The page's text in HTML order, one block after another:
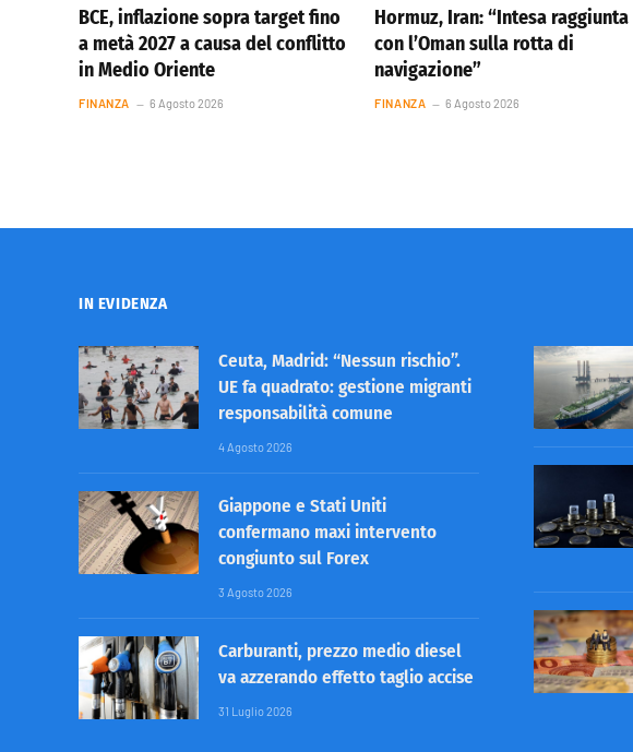
BCE, inflazione sopra target fino
a metà 2027 a causa del conflitto
in Medio Oriente
FINANZA 6 Agosto 2026
Hormuz, Iran: “Intesa raggiunta
con l’Oman sulla rotta di
navigazione”
FINANZA 6 Agosto 2026
IN EVIDENZA
Ceuta, Madrid: “Nessun rischio”.
UE fa quadrato: gestione migranti
responsabilità comune
4 Agosto 2026
Giappone e Stati Uniti
confermano maxi intervento
congiunto sul Forex
3 Agosto 2026
Carburanti, prezzo medio diesel
va azzerando effetto taglio accise
31 Luglio 2026